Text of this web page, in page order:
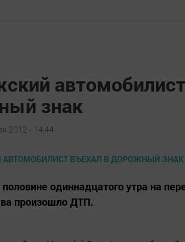
знак
2012 - 14:44
одиннадцатого утра на
произошло ДТП.